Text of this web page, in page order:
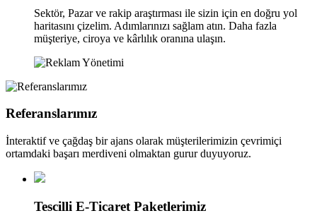
Sektör, Pazar ve rakip araştırması ile sizin için en doğru yol
haritasını çizelim. Adımlarınızı sağlam atın. Daha fazla
müşteriye, ciroya ve kârlılık oranına ulaşın.
Referanslarımız
İnteraktif ve çağdaş bir ajans olarak müşterilerimizin çevrimiçi
ortamdaki başarı merdiveni olmaktan gurur duyuyoruz.
Tescilli E-Ticaret Paketlerimiz